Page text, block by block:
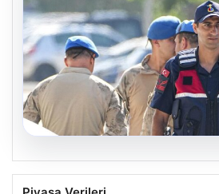
07.08.2026
Menderes Belediye